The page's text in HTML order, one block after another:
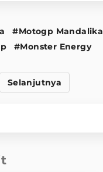
#Motogp Mandalika
#Monster Energy
Selanjutnya